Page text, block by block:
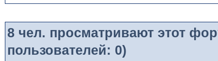
8чел. просматривают этот
пользователей: 0)